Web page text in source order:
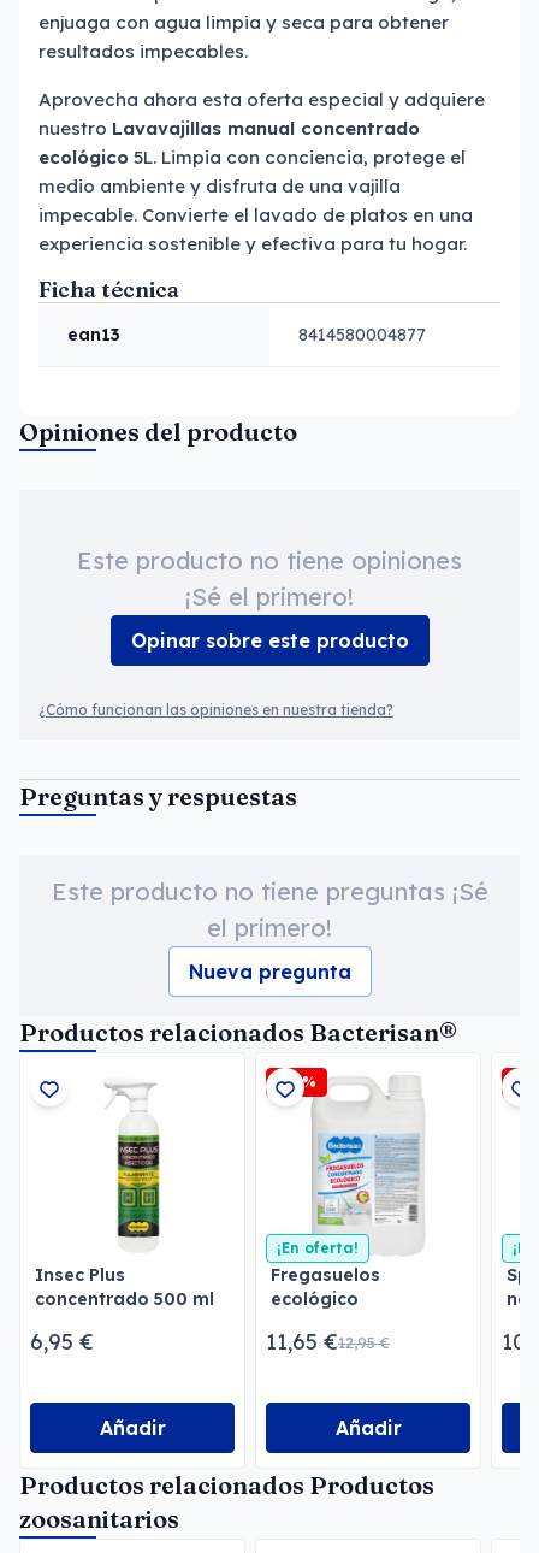
enjuaga con agua limpia y seca para obtener
resultados impecables.
Aprovecha ahora esta oferta especial y adquiere
nuestro Lavavajillas manual concentrado
ecológico 5L. Limpia con conciencia, protege el
medio ambiente y disfruta de una vajilla
impecable. Convierte el lavado de platos en una
experiencia sostenible y efectiva para tu hogar.
Ficha técnica
ean13 8414580004877
Opiniones del producto
Este producto no tiene opiniones
¡Sé el primero!
Opinar sobre este producto
¿Cómo funcionan las opiniones en nuestra tienda?
Preguntas y respuestas
Este producto no tiene preguntas ¡Sé
el primero!
Nueva pregunta
Productos relacionados Bacterisan®
Insec Plus
concentrado 500 ml
6,95 €
Añadir
-10%
¡En oferta!
Fregasuelos
ecológico
Bacterisan
11,65 €12,95 €
Añadir
-
Productos relacionados Productos
zoosanitarios